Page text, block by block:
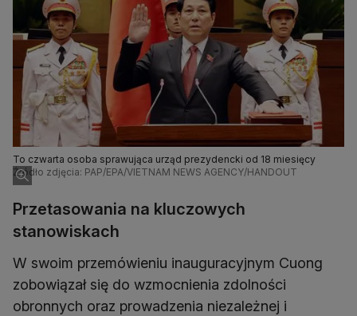
To czwarta osoba sprawująca urząd prezydencki od 18 miesięcy
Źródło zdjęcia: PAP/EPA/VIETNAM NEWS AGENCY/HANDOUT
Przetasowania na kluczowych
stanowiskach
W swoim przemówieniu inauguracyjnym Cuong
zobowiązał się do wzmocnienia zdolności
obronnych oraz prowadzenia niezależnej i